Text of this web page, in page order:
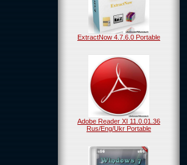
ExtractNow 4.7.6.0 Portable
Adobe Reader XI 11.0.01.36
Rus/Eng/Ukr Portable